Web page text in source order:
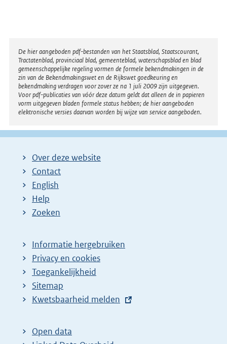
Disclaimer
De hier aangeboden pdf-bestanden van het Staatsblad, Staatscourant,
Tractatenblad, provinciaal blad, gemeenteblad, waterschapsblad en blad
gemeenschappelijke regeling vormen de formele bekendmakingen in de
zin van de Bekendmakingswet en de Rijkswet goedkeuring en
bekendmaking verdragen voor zover ze na 1 juli 2009 zijn uitgegeven.
Voor pdf-publicaties van vóór deze datum geldt dat alleen de in papieren
vorm uitgegeven bladen formele status hebben; de hier aangeboden
elektronische versies daarvan worden bij wijze van service aangeboden.
Over deze website
Contact
English
Help
Zoeken
Informatie hergebruiken
Privacy en cookies
Toegankelijkheid
Sitemap
E
t
e
Kwetsbaarheid melden
Open data